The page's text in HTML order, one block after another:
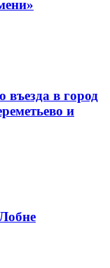
въезда в город
и